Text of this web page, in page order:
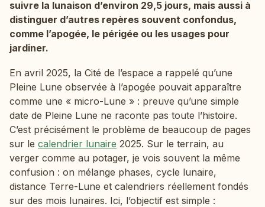
suivre la lunaison d’environ 29,5 jours, mais aussi à
distinguer d’autres repères souvent confondus,
comme l’apogée, le périgée ou les usages pour
jardiner.
En avril 2025, la Cité de l’espace a rappelé qu’une
Pleine Lune observée à l’apogée pouvait apparaître
comme une « micro-Lune » : preuve qu’une simple
date de Pleine Lune ne raconte pas toute l’histoire.
C’est précisément le problème de beaucoup de pages
sur le calendrier lunaire 2025. Sur le terrain, au
verger comme au potager, je vois souvent la même
confusion : on mélange phases, cycle lunaire,
distance Terre-Lune et calendriers réellement fondés
sur des mois lunaires. Ici, l’objectif est simple :